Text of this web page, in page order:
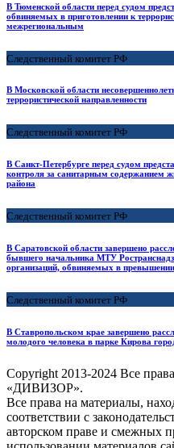
В Тюменской области перед судом
обвиняемых в приготовлении к
межрегиональным
Следственный комитет РФ
В Московской области
террористической направленности
Следственный комитет РФ
В Санкт-Петербурге перед судом
контроля за санитарным содержанием
района
Следственный комитет РФ
В Саратовской области завершено
бывшего начальника МТУ
организаций, обвиняемых в
Следственный комитет РФ
В Ставропольском крае завершено
молодого человека в парке Кирова
Copyright 2013-2024 Все
«ДИВИЗОР».
Все права на материалы,
соответствии с
авторском праве и смежных